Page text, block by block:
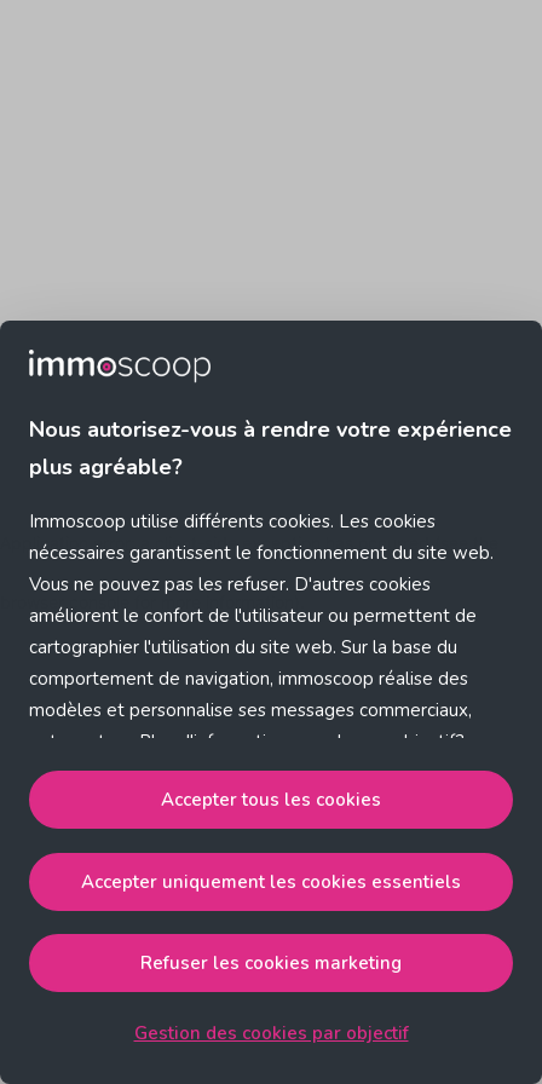
Nous autorisez-vous à rendre votre expérience
plus agréable?
Immoscoop utilise différents cookies. Les cookies
nécessaires garantissent le fonctionnement du site web.
Vous ne pouvez pas les refuser. D'autres cookies
améliorent le confort de l'utilisateur ou permettent de
cartographier l'utilisation du site web. Sur la base du
comportement de navigation, immoscoop réalise des
modèles et personnalise ses messages commerciaux,
entre autres. Plus d'informations sur chaque objectif?
Cliquez sur 'Gestion des cookies par objectif'.
Notre politique de cookies
Accepter tous les cookies
strictement nécessaires, performance, fonctionnalité et
publicité ciblée.
Accepter uniquement les cookies essentielsaccepte
les cookies strictement nécessaires.
Accepter tous les cookies
Accepter uniquement les cookies essentiels
Refuser les cookies marketing
Gestion des cookies par objectif
Application error: a client-side exception has occurred (see the
browser console for more information)